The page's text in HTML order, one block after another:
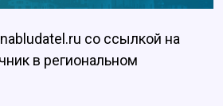
со ссылкой на
в региональном